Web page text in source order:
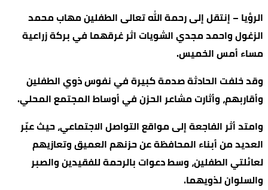
الرؤيا – إنتقل إلى رحمة الله تعالى الطفلين مهاب محمد
الزغول واحمد مجدي الشويات اثر غرقهما في بركة زراعية
مساء أمس الخميس.
وقد خلفت الحادثة صدمة كبيرة في نفوس ذوي الطفلين
وأقاربهم، وأثارت مشاعر الحزن في أوساط المجتمع المحلي.
وامتد أثر الفاجعة إلى مواقع التواصل الاجتماعي، حيث عبّر
العديد من أبناء المحافظة عن حزنهم العميق وتعازيهم
لعائلتي الطفلين، وسط دعوات بالرحمة للفقيدين والصبر
والسلوان لذويهما.